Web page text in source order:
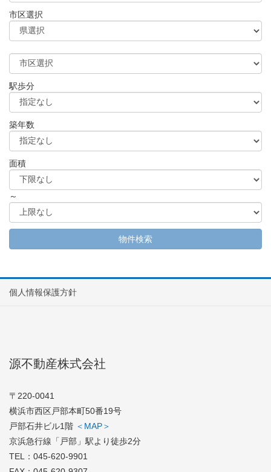
市区選択
駅歩分
築年数
面積
～
個人情報保護方針
源不動産株式会社
〒220-0041
横浜市西区戸部本町50番19号
戸部石井ビル1階 ＜MAP＞
京浜急行線「戸部」駅より徒歩2分
TEL： 045-620-9901